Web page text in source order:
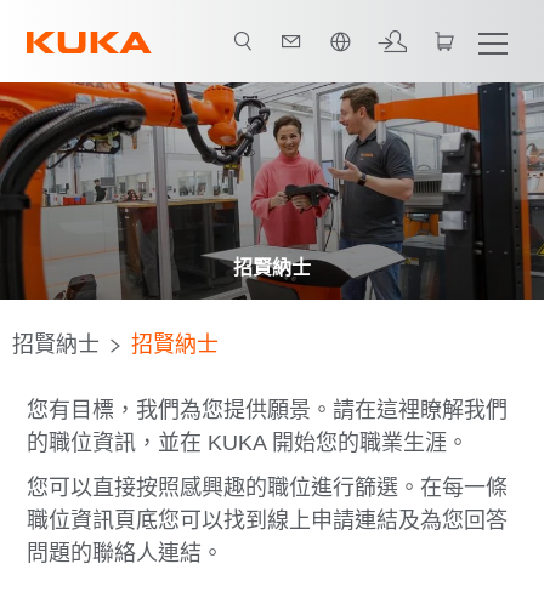
招賢納士
招賢納士 招賢納士
您有目標，我們為您提供願景。請在這裡瞭解我們
的職位資訊，並在 KUKA 開始您的職業生涯。
您可以直接按照感興趣的職位進行篩選。在每一條
職位資訊頁底您可以找到線上申請連結及為您回答
問題的聯絡人連結。